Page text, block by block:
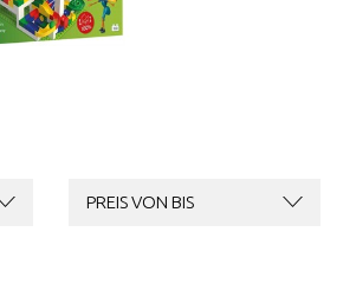
PREIS VON BIS